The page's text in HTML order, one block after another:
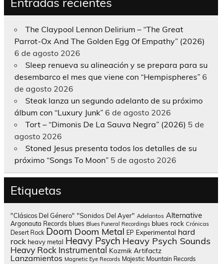
The Claypool Lennon Delirium – “The Great
Parrot-Ox And The Golden Egg Of Empathy” (2026)
6 de agosto 2026
Sleep renueva su alineación y se prepara para su
desembarco el mes que viene con “Hempispheres” 6
de agosto 2026
Steak lanza un segundo adelanto de su próximo
álbum con “Luxury Junk” 6 de agosto 2026
Tort – “Dimonis De La Sauva Negra” (2026) 5 de
agosto 2026
Stoned Jesus presenta todos los detalles de su
próximo “Songs To Moon” 5 de agosto 2026
Etiquetas
"Clásicos Del Género" "Sonidos Del Ayer" Adelantos Alternative
Argonauta Records blues Blues Funeral Recordings blues rock Crónicas
Desert Rock Doom Doom Metal EP Experimental hard
rock heavy metal Heavy Psych Heavy Psych Sounds
Heavy Rock Instrumental Kozmik Artifactz
Lanzamientos Magnetic Eye Records Majestic Mountain Records